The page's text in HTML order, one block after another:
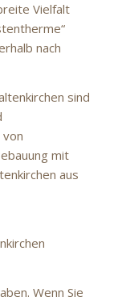
Vielfalt
nach
sind
mit
aus
Wenn Sie